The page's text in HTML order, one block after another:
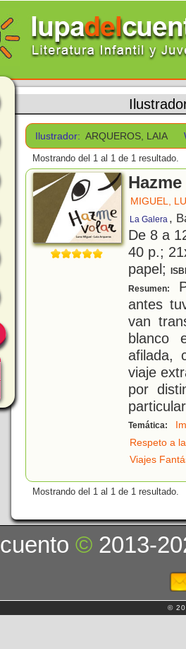
Ilustrador: ARQUEROS, LAIA
Mostrando del 1 al 1 de 1 resultado.
MIGUEL,
La Galera ,
De 8 a
40 p.;
papel;
Resumen:
antes
van
blanco
afilada,
viaje
por
Temática:
Respeto a
Viajes
Mostrando del 1 al 1 de 1 resultado.
cuento© 2013-
©